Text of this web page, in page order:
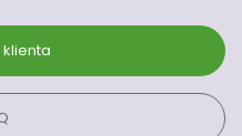
klienta